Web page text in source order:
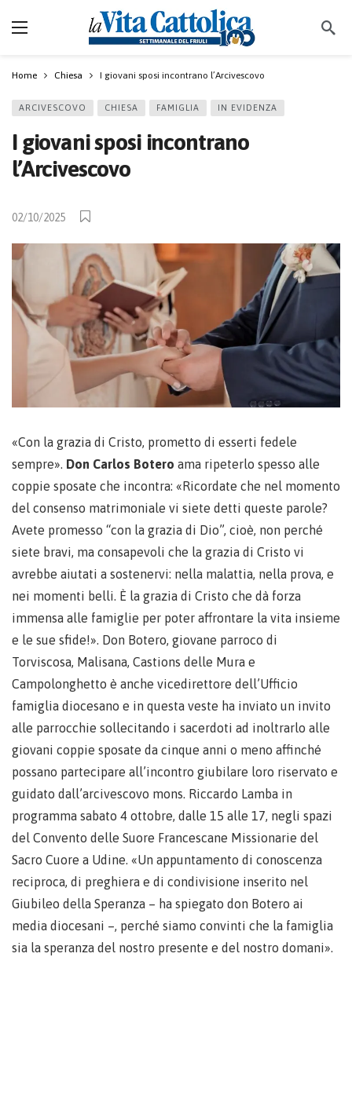
Home Chiesa I giovani sposi incontrano l’Arcivescovo
ARCIVESCOVO CHIESA FAMIGLIA IN EVIDENZA
I giovani sposi incontrano
l’Arcivescovo
02/10/2025
«Con la grazia di Cristo, prometto di esserti fedele
sempre». Don Carlos Botero ama ripeterlo spesso alle
coppie sposate che incontra: «Ricordate che nel momento
del consenso matrimoniale vi siete detti queste parole?
Avete promesso “con la grazia di Dio”, cioè, non perché
siete bravi, ma consapevoli che la grazia di Cristo vi
avrebbe aiutati a sostenervi: nella malattia, nella prova, e
nei momenti belli. È la grazia di Cristo che dà forza
immensa alle famiglie per poter affrontare la vita insieme
e le sue sfide!». Don Botero, giovane parroco di
Torviscosa, Malisana, Castions delle Mura e
Campolonghetto è anche vicedirettore dell’Ufficio
famiglia diocesano e in questa veste ha inviato un invito
alle parrocchie sollecitando i sacerdoti ad inoltrarlo alle
giovani coppie sposate da cinque anni o meno affinché
possano partecipare all’incontro giubilare loro riservato e
guidato dall’arcivescovo mons. Riccardo Lamba in
programma sabato 4 ottobre, dalle 15 alle 17, negli spazi
del Convento delle Suore Francescane Missionarie del
Sacro Cuore a Udine. «Un appuntamento di conoscenza
reciproca, di preghiera e di condivisione inserito nel
Giubileo della Speranza – ha spiegato don Botero ai
media diocesani –, perché siamo convinti che la famiglia
sia la speranza del nostro presente e del nostro domani».